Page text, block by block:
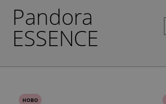
Pandora
ESSENCE
НОВО